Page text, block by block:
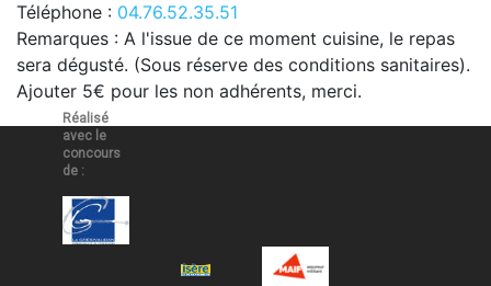
Téléphone : 04.76.52.35.51
Remarques : A l'issue de ce moment cuisine, le repas
sera dégusté. (Sous réserve des conditions sanitaires).
Ajouter 5€ pour les non adhérents, merci.
Réalisé
avec le
concours
de :